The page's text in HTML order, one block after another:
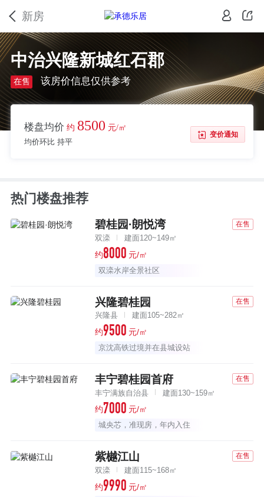
新房
中治兴隆新城红石郡
在售 该房价信息仅供参考
楼盘均价 约 8500 元/㎡
均价环比 持平
变价通知
热门楼盘推荐
碧桂园·朗悦湾 在售
双滦 建面120~149㎡
约8000 元/㎡
双滦水岸全景社区
兴隆碧桂园 在售
兴隆县 建面105~282㎡
约9500 元/㎡
京沈高铁过境并在县城设站
丰宁碧桂园首府 在售
丰宁满族自治县 建面130~159㎡
约7000 元/㎡
城央芯，准现房，年内入住
紫樾江山 在售
双滦 建面115~168㎡
约9990 元/㎡